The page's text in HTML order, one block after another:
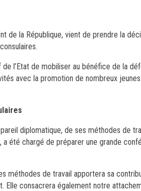
la République, vient de prendre la
l’Etat de mobiliser au bénéfice de la
avec la promotion de nombreux
diplomatique, de ses méthodes de
été chargé de préparer une grande
de travail apportera sa
consacrera également notre